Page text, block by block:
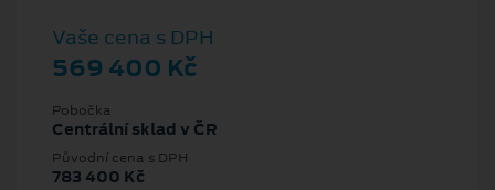
Vaše cena s DPH
569 400 Kč
Pobočka
Centrální sklad v ČR
Původní cena s DPH
783 400 Kč